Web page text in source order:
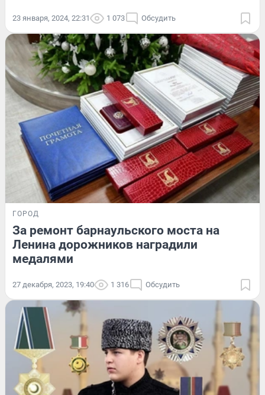
23 января, 2024, 22:31 1 073 Обсудить
ГОРОД
За ремонт барнаульского моста на
Ленина дорожников наградили
медалями
27 декабря, 2023, 19:40 1 316 Обсудить